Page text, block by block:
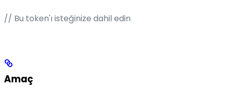
// Bu token'ı isteğinize dahil edin
Amaç